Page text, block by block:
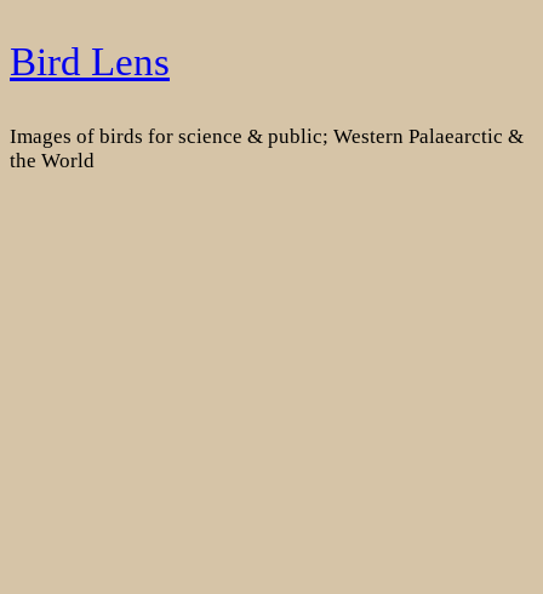
Skip
to
Bird Lens
Images of birds for science & public; Western Palaearctic &
the World